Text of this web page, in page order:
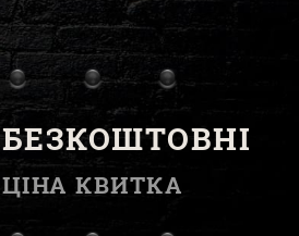
БЕЗКОШТОВНІ
ЦІНА КВИТКА